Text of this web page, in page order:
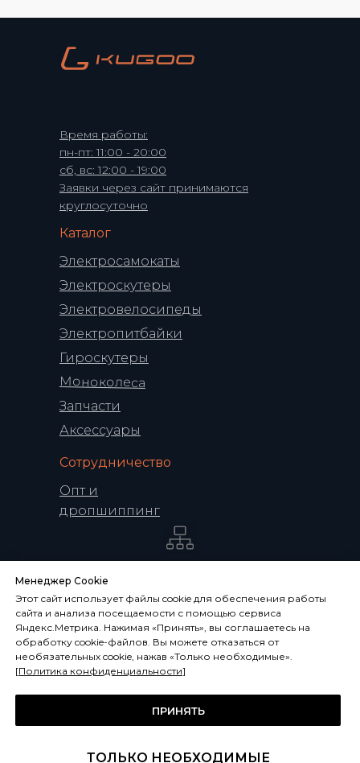
Политика конфиденциальности
Обработка персональных данных
Условия использования сайта
Данные о технических характеристиках,
описании, комплекте поставки и
внешнем виде носит ознакомительный
характер, не является публичной
офертой, определяемой положениями
статьи 437 ГК РФ и может быть
изменена производителем без
Электровелосипеды
Электропитбайки
Сотрудничество
Каталог
Электросамокаты
Электроскутеры
Гироскутеры
© 2026 Kugoomoscow.ru
Запчасти
Аксессуары
Опт и
дропшиппинг
Время работы:
пн-пт: 11:00 - 20:00
сб, вс: 12:00 - 19:00
Заявки через сайт принимаются
круглосуточно
Моноколеса
Менеджер Cookie
Этот сайт использует файлы cookie для обеспечения работы
сайта и анализа посещаемости с помощью сервиса
Яндекс.Метрика. Нажимая «Принять», вы соглашаетесь на
обработку cookie-файлов. Вы можете отказаться от
необязательных cookie, нажав «Только необходимые».
[Политика конфиденциальности]
ПРИНЯТЬ
ТОЛЬКО НЕОБХОДИМЫЕ